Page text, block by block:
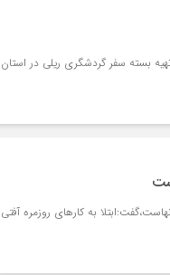
بسته سفر گردشگری ریلی در استان
به کارهای روزمره آفتی